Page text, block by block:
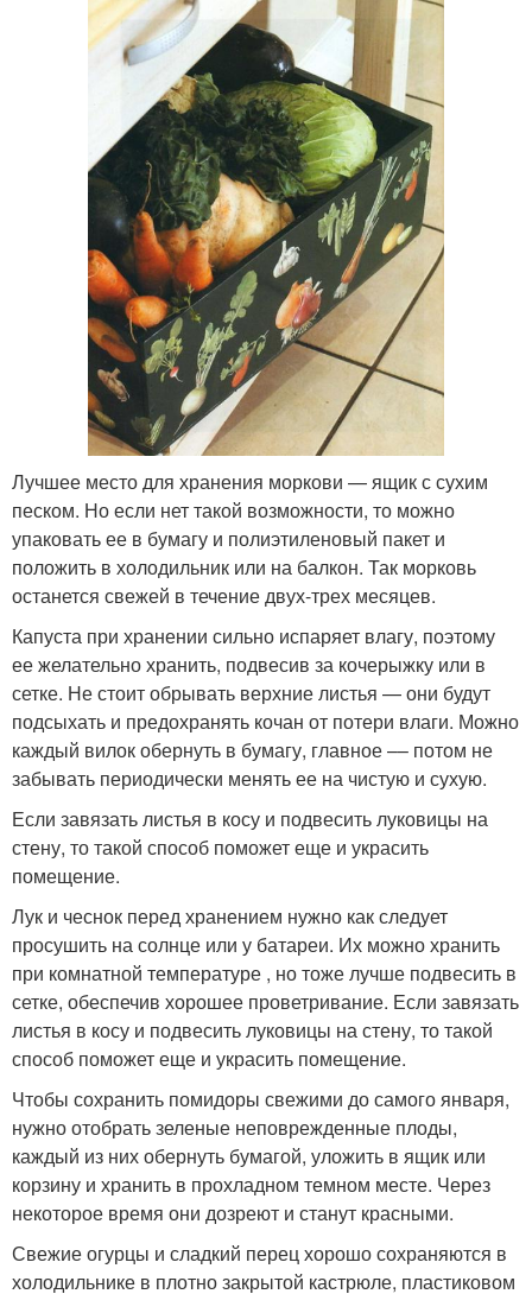
Лучшее место для хранения моркови — ящик с сухим
песком. Но если нет такой возможности, то можно
упаковать ее в бумагу и полиэтиленовый пакет и
положить в холодильник или на балкон. Так морковь
останется свежей в течение двух-трех месяцев.
Капуста при хранении сильно испаряет влагу, поэтому
ее желательно хранить, подвесив за кочерыжку или в
сетке. Не стоит обрывать верхние листья — они будут
подсыхать и предохранять кочан от потери влаги. Можно
каждый вилок обернуть в бумагу, главное –– потом не
забывать периодически менять ее на чистую и сухую.
Если завязать листья в косу и подвесить луковицы на
стену, то такой способ поможет еще и украсить
помещение.
Лук и чеснок перед хранением нужно как следует
просушить на солнце или у батареи. Их можно хранить
при комнатной температуре , но тоже лучше подвесить в
сетке, обеспечив хорошее проветривание. Если завязать
листья в косу и подвесить луковицы на стену, то такой
способ поможет еще и украсить помещение.
Чтобы сохранить помидоры свежими до самого января,
нужно отобрать зеленые неповрежденные плоды,
каждый из них обернуть бумагой, уложить в ящик или
корзину и хранить в прохладном темном месте. Через
некоторое время они дозреют и станут красными.
Свежие огурцы и сладкий перец хорошо сохраняются в
холодильнике в плотно закрытой кастрюле, пластиковом